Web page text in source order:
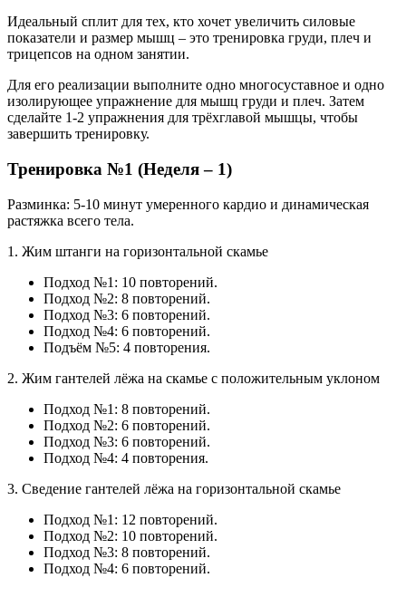
Идеальный сплит для тех, кто хочет увеличить силовые
показатели и размер мышц – это тренировка груди, плеч и
трицепсов на одном занятии.
Для его реализации выполните одно многосуставное и одно
изолирующее упражнение для мышц груди и плеч. Затем
сделайте 1-2 упражнения для трёхглавой мышцы, чтобы
завершить тренировку.
Тренировка №1 (Неделя – 1)
Разминка: 5-10 минут умеренного кардио и динамическая
растяжка всего тела.
1. Жим штанги на горизонтальной скамье
Подход №1: 10 повторений.
Подход №2: 8 повторений.
Подход №3: 6 повторений.
Подход №4: 6 повторений.
Подъём №5: 4 повторения.
2. Жим гантелей лёжа на скамье с положительным уклоном
Подход №1: 8 повторений.
Подход №2: 6 повторений.
Подход №3: 6 повторений.
Подход №4: 4 повторения.
3. Сведение гантелей лёжа на горизонтальной скамье
Подход №1: 12 повторений.
Подход №2: 10 повторений.
Подход №3: 8 повторений.
Подход №4: 6 повторений.